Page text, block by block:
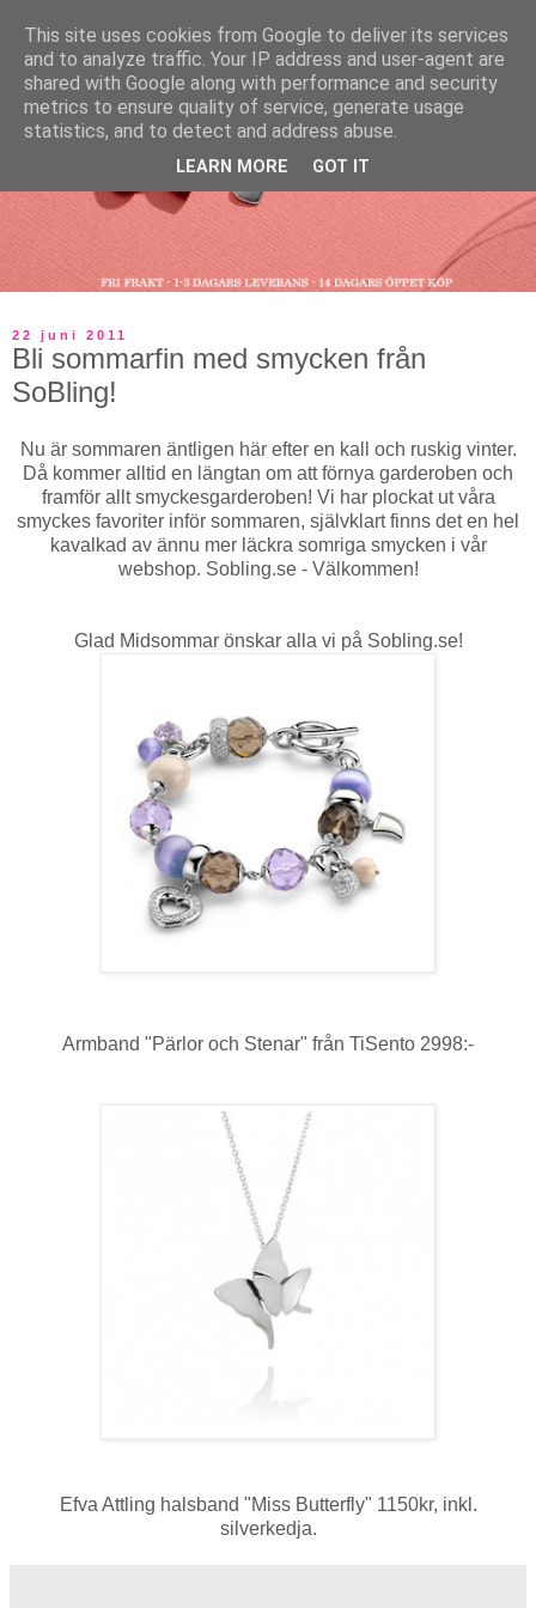
22 juni 2011
Bli sommarfin med smycken från
SoBling!
Nu är sommaren äntligen här efter en kall och ruskig vinter.
Då kommer alltid en längtan om att förnya garderoben och
framför allt smyckesgarderoben! Vi har plockat ut våra
smyckes favoriter inför sommaren, självklart finns det en hel
kavalkad av ännu mer läckra somriga smycken i vår
webshop. Sobling.se - Välkommen!
Glad Midsommar önskar alla vi på Sobling.se!
Armband "Pärlor och Stenar" från TiSento 2998:-
Efva Attling halsband "Miss Butterfly" 1150kr, inkl.
silverkedja.
This site uses cookies from Google to deliver its services
and to analyze traffic. Your IP address and user-agent are
shared with Google along with performance and security
metrics to ensure quality of service, generate usage
statistics, and to detect and address abuse.
LEARN MORE GOT IT